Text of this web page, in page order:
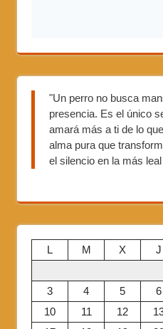
"Un perro no busca
presencia. Es el único
amará más a ti de lo
alma pura que
el silencio en la más
L M X J
3
4 5 6
10
11 12